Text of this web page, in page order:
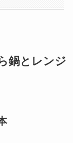
鍋とレンジ